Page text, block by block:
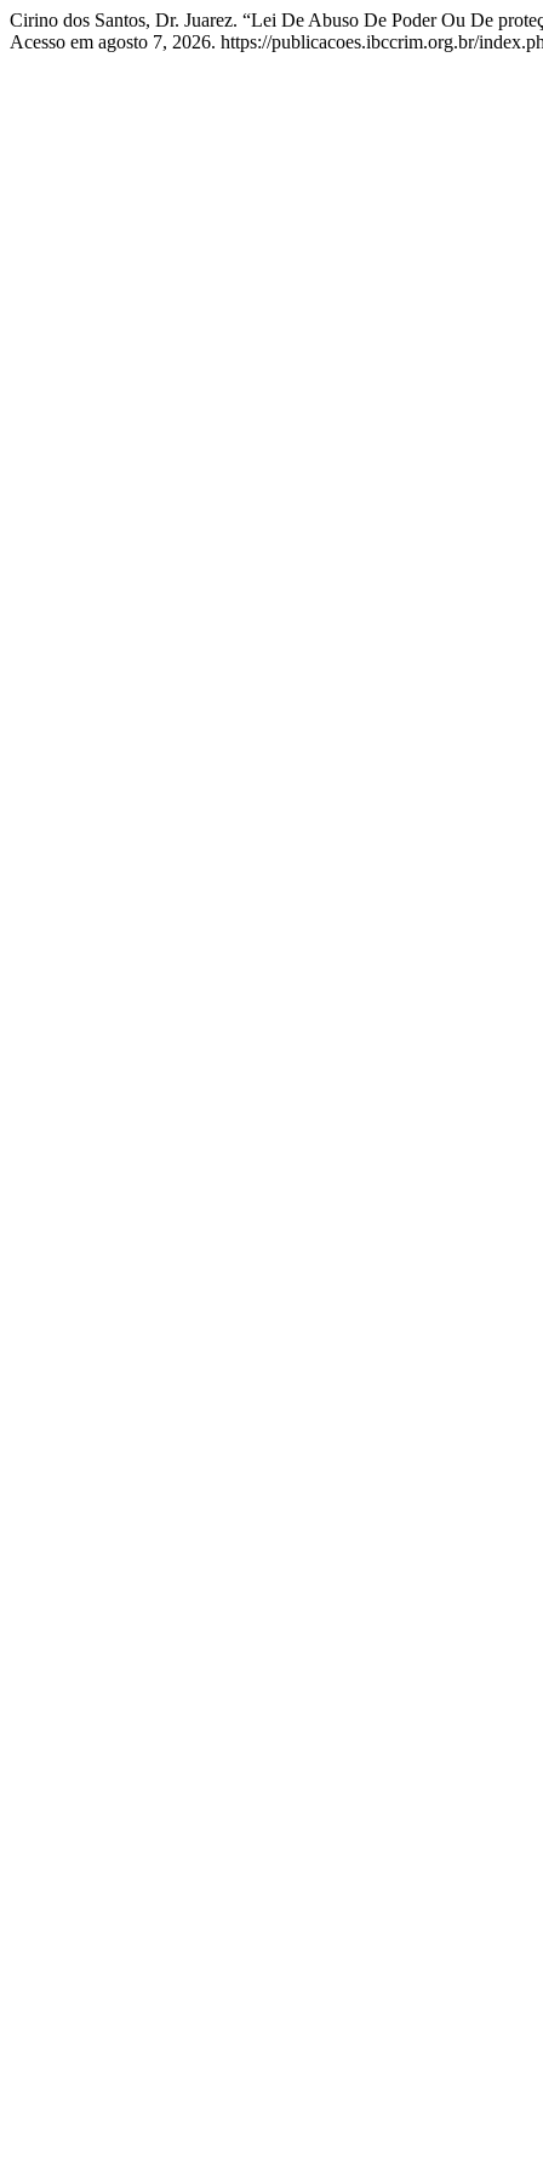
Cirino dos Santos, Dr. Juarez. “Lei De Abuso De Poder Ou De
Acesso em agosto 7, 2026. https://publicacoes.ibccrim.org.br/